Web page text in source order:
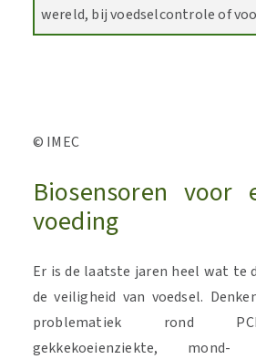
wereld, bij voedselcontrole of
© IMEC
Biosensoren voor
voeding
Er is de laatste jaren heel wat te
de veiligheid van voedsel.
problematiek rond
gekkekoeienziekte,